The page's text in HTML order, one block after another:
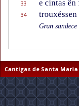
33
e cintas ên
34
trouxéssen
Gran
Cantigas de Santa Maria